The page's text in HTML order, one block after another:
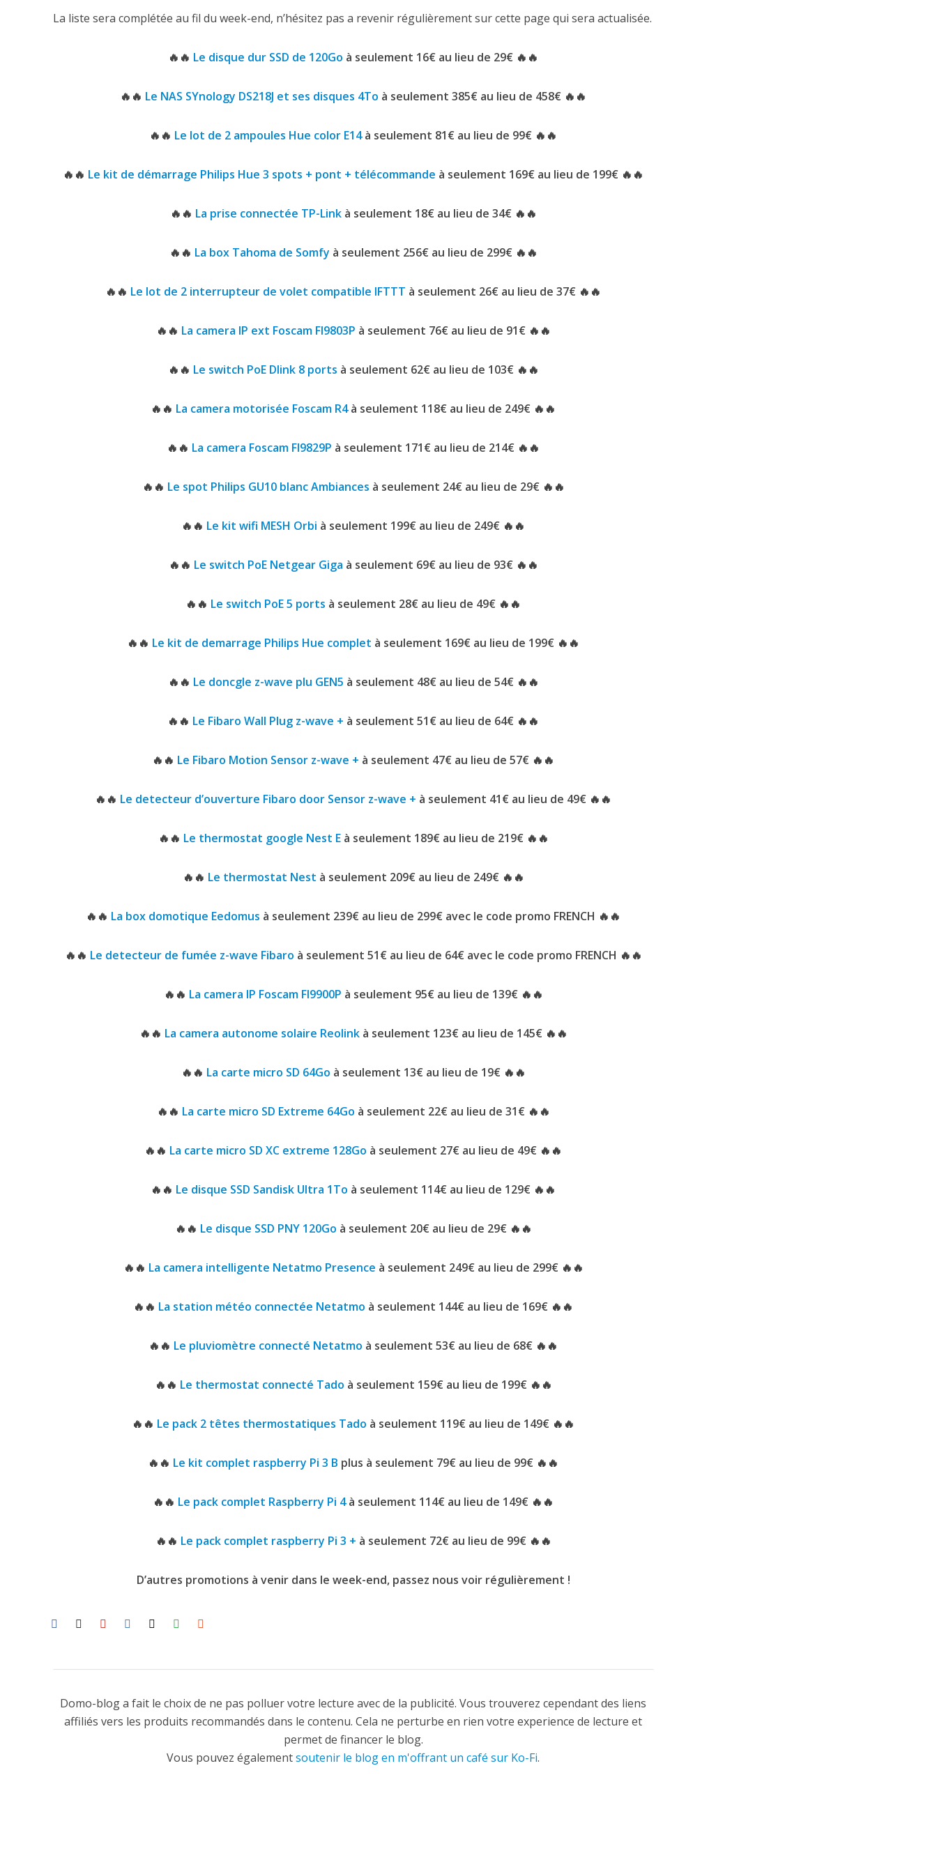
La liste sera complétée au fil du week-end, n’hésitez pas a revenir régulièrement sur cette page qui sera actualisée.
🔥🔥 Le disque dur SSD de 120Go à seulement 16€ au lieu de 29€ 🔥🔥
🔥🔥 Le NAS SYnology DS218J et ses disques 4To à seulement 385€ au lieu de 458€ 🔥🔥
🔥🔥 Le lot de 2 ampoules Hue color E14à seulement 81€ au lieu de 99€ 🔥🔥
🔥🔥 Le kit de démarrage Philips Hue 3 spots + pont + télécommande à seulement 169€ au lieu de 199€ 🔥🔥
🔥🔥 La prise connectée TP-Linkà seulement 18€ au lieu de 34€ 🔥🔥
🔥🔥 La box Tahoma de Somfy à seulement 256€ au lieu de 299€ 🔥🔥
🔥🔥 Le lot de 2 interrupteur de volet compatible IFTTT à seulement 26€ au lieu de 37€ 🔥🔥
🔥🔥 La camera IP ext Foscam FI9803P à seulement 76€ au lieu de 91€ 🔥🔥
🔥🔥 Le switch PoE Dlink 8 ports à seulement 62€ au lieu de 103€ 🔥🔥
🔥🔥 La camera motorisée Foscam R4à seulement 118€ au lieu de 249€ 🔥🔥
🔥🔥 La camera Foscam FI9829P à seulement 171€ au lieu de 214€ 🔥🔥
🔥🔥 Le spot Philips GU10 blanc Ambiances à seulement 24€ au lieu de 29€ 🔥🔥
🔥🔥 Le kit wifi MESH Orbi à seulement 199€ au lieu de 249€ 🔥🔥
🔥🔥 Le switch PoE Netgear Giga à seulement 69€ au lieu de 93€ 🔥🔥
🔥🔥 Le switch PoE 5 ports à seulement 28€ au lieu de 49€ 🔥🔥
🔥🔥 Le kit de demarrage Philips Hue complet à seulement 169€ au lieu de 199€ 🔥🔥
🔥🔥 Le doncgle z-wave plu GEN5 à seulement 48€ au lieu de 54€ 🔥🔥
🔥🔥 Le Fibaro Wall Plug z-wave + à seulement 51€ au lieu de 64€ 🔥🔥
🔥🔥 Le Fibaro Motion Sensor z-wave + à seulement 47€ au lieu de 57€ 🔥🔥
🔥🔥 Le detecteur d’ouverture Fibaro door Sensor z-wave + à seulement 41€ au lieu de 49€ 🔥🔥
🔥🔥 Le thermostat google Nest Eà seulement 189€ au lieu de 219€ 🔥🔥
🔥🔥 Le thermostat Nest à seulement 209€ au lieu de 249€ 🔥🔥
🔥🔥 La box domotique Eedomus à seulement 239€ au lieu de 299€ avec le code promo FRENCH 🔥🔥
🔥🔥 Le detecteur de fumée z-wave Fibaro à seulement 51€ au lieu de 64€ avec le code promo FRENCH 🔥🔥
🔥🔥 La camera IP Foscam FI9900P à seulement 95€ au lieu de 139€ 🔥🔥
🔥🔥 La camera autonome solaire Reolinkà seulement 123€ au lieu de 145€ 🔥🔥
🔥🔥 La carte micro SD 64Go à seulement 13€ au lieu de 19€ 🔥🔥
🔥🔥 La carte micro SD Extreme 64Go à seulement 22€ au lieu de 31€ 🔥🔥
🔥🔥 La carte micro SD XC extreme 128Go à seulement 27€ au lieu de 49€ 🔥🔥
🔥🔥 Le disque SSD Sandisk Ultra 1To à seulement 114€ au lieu de 129€ 🔥🔥
🔥🔥 Le disque SSD PNY 120Go à seulement 20€ au lieu de 29€ 🔥🔥
🔥🔥 La camera intelligente Netatmo Presence à seulement 249€ au lieu de 299€ 🔥🔥
🔥 🔥 La station météo connectée Netatmo à seulement 144€ au lieu de 169€ 🔥🔥
🔥 🔥 Le pluviomètre connecté Netatmo à seulement 53€ au lieu de 68€ 🔥🔥
🔥 🔥 Le thermostat connecté Tado à seulement 159€ au lieu de 199€ 🔥🔥
🔥 🔥 Le pack 2 têtes thermostatiques Tado à seulement 119€ au lieu de 149€ 🔥🔥
🔥 🔥 Le kit complet raspberry Pi 3 B plus à seulement 79€ au lieu de 99€ 🔥🔥
🔥 🔥 Le pack complet Raspberry Pi 4à seulement 114€ au lieu de 149€ 🔥🔥
🔥 🔥 Le pack complet raspberry Pi 3 + à seulement 72€ au lieu de 99€ 🔥🔥
D’autres promotions à venir dans le week-end, passez nous voir régulièrement !
Domo-blog a fait le choix de ne pas polluer votre lecture avec de la publicité. Vous trouverez cependant des liens
affiliés vers les produits recommandés dans le contenu. Cela ne perturbe en rien votre experience de lecture et
permet de financer le blog.
Vous pouvez égalementsoutenir le blog en m'offrant un café sur Ko-Fi.